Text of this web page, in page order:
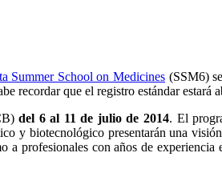
Summer School on Medicines (SSM6)
recordar que el registro estándar estará
del 6 al 11 de julio de 2014. El
y biotecnológico presentarán una
a profesionales con años de